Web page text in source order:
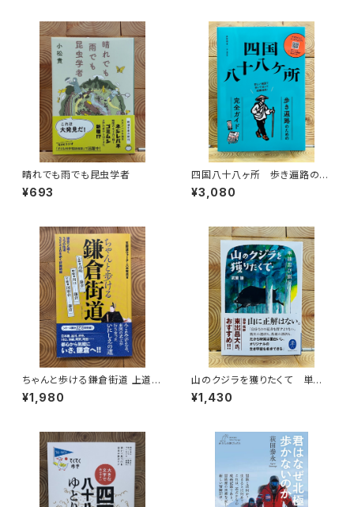
晴れでも雨でも昆虫学者
¥693
四国八十八ヶ所 歩き遍路のた
めの完全ガイド
¥3,080
ちゃんと歩ける鎌倉街道 上道・
中道・下道
¥1,980
山のクジラを獲りたくて 単独
忍び猟記（文庫版）
¥1,430